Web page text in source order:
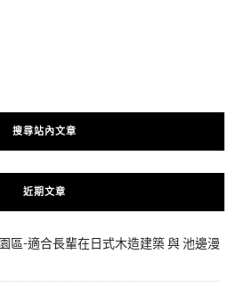
搜尋站內文章
近期文章
區-適合長輩在日式木造建築 與 池邊漫